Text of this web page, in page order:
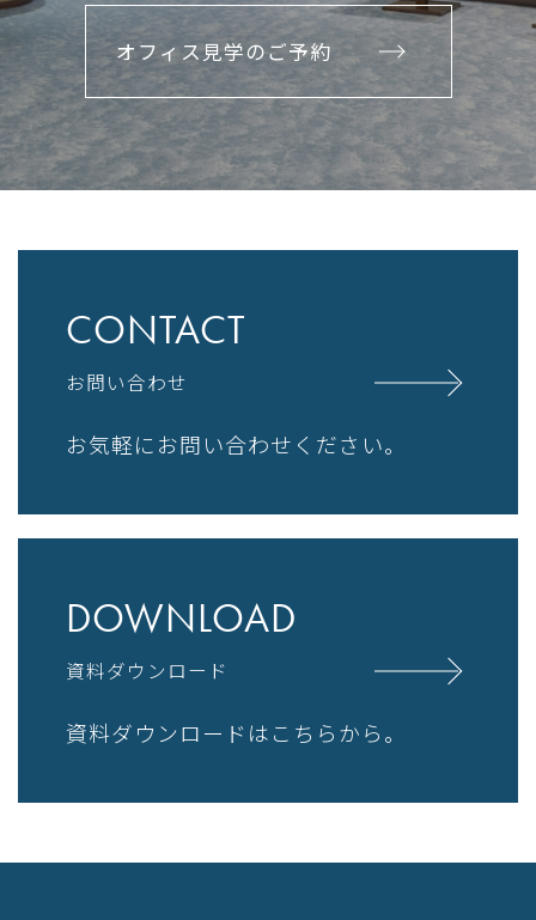
オフィス見学のご予約
CONTACT
お問い合わせ
お気軽にお問い合わせください。
DOWNLOAD
資料ダウンロード
資料ダウンロードはこちらから。